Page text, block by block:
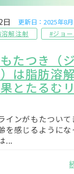
日
更新日：2025年8
解注射
#ジョ
たつき（
は脂肪溶
とたるむ
インがもたついて
を感じるように
...